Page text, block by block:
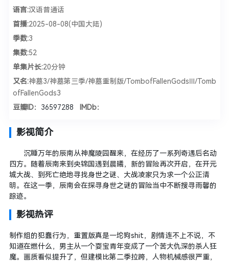
语言:汉语普通话
首播:2025-08-08(中国大陆)
季数:3
集数:52
单集片长:20分钟
又名:神墓3/神墓第三季/神墓重制版/TombofFallenGodsⅢ/Tomb
ofFallenGods3
豆瓣ID： 36597288 IMDb：
影视简介
沉睡万年的辰南从神魔陵园醒来，在经历了一系列奇遇后名动
四方。随着辰南来到央锦国遇到晨曦，新的冒险再次开启，在开元
城大战、到死亡绝地寻找身世之谜、大战凌家只为求一个公正清
明。在这一季，辰南会在探寻身世之谜的冒险当中不断搜寻雨馨的
踪迹。
影视热评
制作组的犯蠢行为，重置版真是一坨狗shit，剧情连不上不说，不
知道在燃什么，男主从一个耍宝青年变成了一个苦大仇深的杀人狂
魔。画质看似提升了，但建模比第二季拉跨，人物机械感很严重，